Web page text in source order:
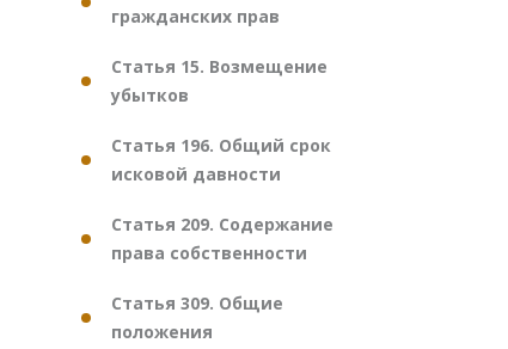
гражданских прав
Статья 15. Возмещение
убытков
Статья 196. Общий срок
исковой давности
Статья 209. Содержание
права собственности
Статья 309. Общие
положения